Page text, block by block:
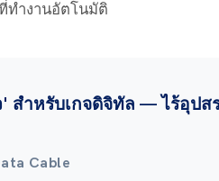
ทำงานอัตโนมัติ
สำหรับเกจดิจิทัล — ไร้อุปส
Cable